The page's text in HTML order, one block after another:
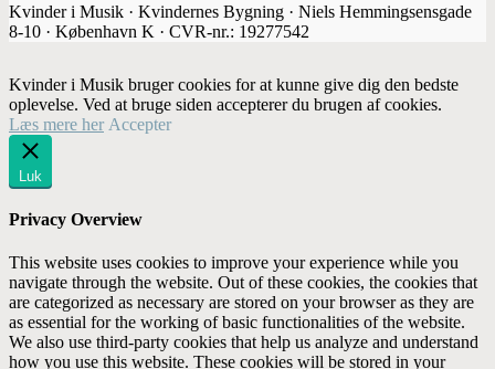
Kvinder i Musik · Kvindernes Bygning · Niels Hemmingsensgade
8-10 · København K · CVR-nr.: 19277542
Kvinder i Musik bruger cookies for at kunne give dig den bedste
oplevelse. Ved at bruge siden accepterer du brugen af cookies.
Læs mere her Accepter
Luk
Privacy Overview
This website uses cookies to improve your experience while you
navigate through the website. Out of these cookies, the cookies that
are categorized as necessary are stored on your browser as they are
as essential for the working of basic functionalities of the website.
We also use third-party cookies that help us analyze and understand
how you use this website. These cookies will be stored in your